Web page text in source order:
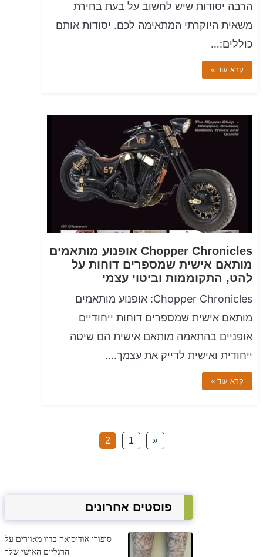
הרבה יסודות שיש לחשוב על בעת ​​בחירת
משאית היוקרתי המתאימה לכם. יסודות אותם
כוללים:…
קרא עוד »
Chopper Chronicles אופנוע מותאמים
מותאם אישית שמספרים דוחות על
להט, התקוממות וביטוי עצמי
Chopper Chronicles: אופנוע מותאמים
מותאם אישית שמספרים דוחות ייחודיים
אופניים בהתאמה מותאם אישית הם שיטה
ייחודית ואישית לדייק את עצמך….
קרא עוד »
«
1
2
פוסטים אחרונים
סיפורי אודיסיאה בדיו מאוירים על
הרגליים האישי שלך